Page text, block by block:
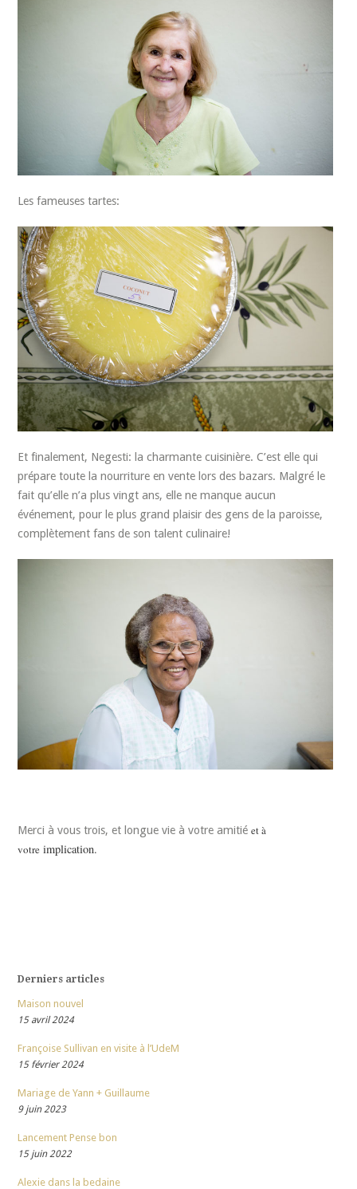
Les fameuses tartes:
Et finalement, Negesti: la charmante cuisinière. C’est elle qui
prépare toute la nourriture en vente lors des bazars. Malgré le
fait qu’elle n’a plus vingt ans, elle ne manque aucun
événement, pour le plus grand plaisir des gens de la paroisse,
complètement fans de son talent culinaire!
Merci à vous trois, et longue vie à votre amitié et à
votre implication.
Derniers articles
Maison nouvel
15 avril 2024
Françoise Sullivan en visite à l’UdeM
15 février 2024
Mariage de Yann + Guillaume
9 juin 2023
Lancement Pense bon
15 juin 2022
Alexie dans la bedaine